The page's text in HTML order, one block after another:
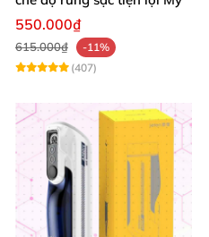
550.000₫
615.000₫
-11%
(407)